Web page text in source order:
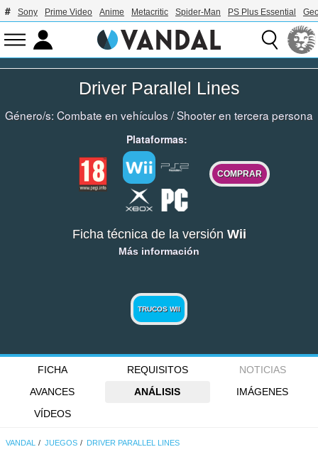
Sony Prime Video Anime Metacritic Spider-Man PS Plus Essential
Driver Parallel Lines
Género/s: Combate en vehículos/Shooter en tercera persona
Plataformas:
COMPRAR
Ficha técnica de la versión Wii
Más información
TRUCOS WII
FICHA REQUISITOS
NOTICIAS
AVANCES
ANÁLISIS
IMÁGENES
VÍDEOS
VANDAL JUEGOS DRIVER PARALLEL LINES